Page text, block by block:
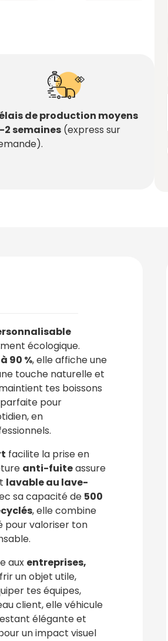
de production moyens
2 semaines (express sur
écologique.
90 %, elle affiche une
touche naturelle et
tes boissons
pour
en
facilite la prise en
anti-fuiteassure
lavable au lave-
sa capacité de 500
, elle combine
pour valoriser ton
aux entreprises,
un objet utile,
tes équipes,
client, elle véhicule
élégante et
un impact visuel